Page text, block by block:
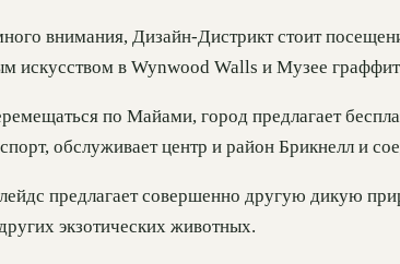
внимания, Дизайн-Дистрикт стоит
искусством в Wynwood Walls и Музее
по Майами, город предлагает
обслуживает центр и район Брикнелл и
предлагает совершенно другую дикую
экзотических животных.